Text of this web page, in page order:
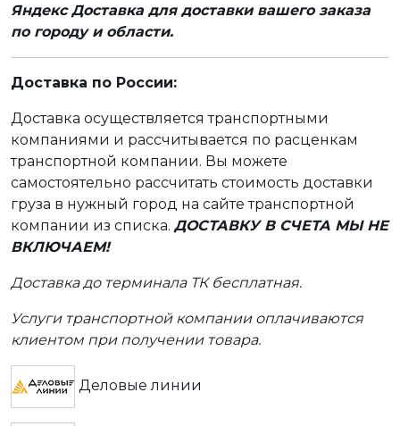
Яндекс Доставка для доставки вашего заказа
по городу и области.
Доставка по России:
Доставка осуществляется транспортными
компаниями и рассчитывается по расценкам
транспортной компании. Вы можете
самостоятельно рассчитать стоимость доставки
груза в нужный город на сайте транспортной
компании из списка. ДОСТАВКУ В СЧЕТА МЫ НЕ
ВКЛЮЧАЕМ!
Доставка до терминала ТК бесплатная.
Услуги транспортной компании оплачиваются
клиентом при получении товара.
Деловые линии